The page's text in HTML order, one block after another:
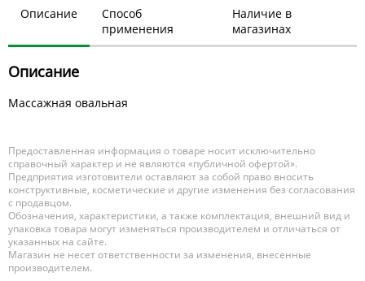
Описание
Способ
применения
Наличие в
магазинах
Описание
Массажная овальная
Предоставленная информация о товаре носит исключительно
справочный характер и не являются «публичной офертой».
Предприятия изготовители оставляют за собой право вносить
конструктивные, косметические и другие изменения без согласования
с продавцом.
Обозначения, характеристики, а также комплектация, внешний вид и
упаковка товара могут изменяться производителем и отличаться от
указанных на сайте.
Магазин не несет ответственности за изменения, внесенные
производителем.